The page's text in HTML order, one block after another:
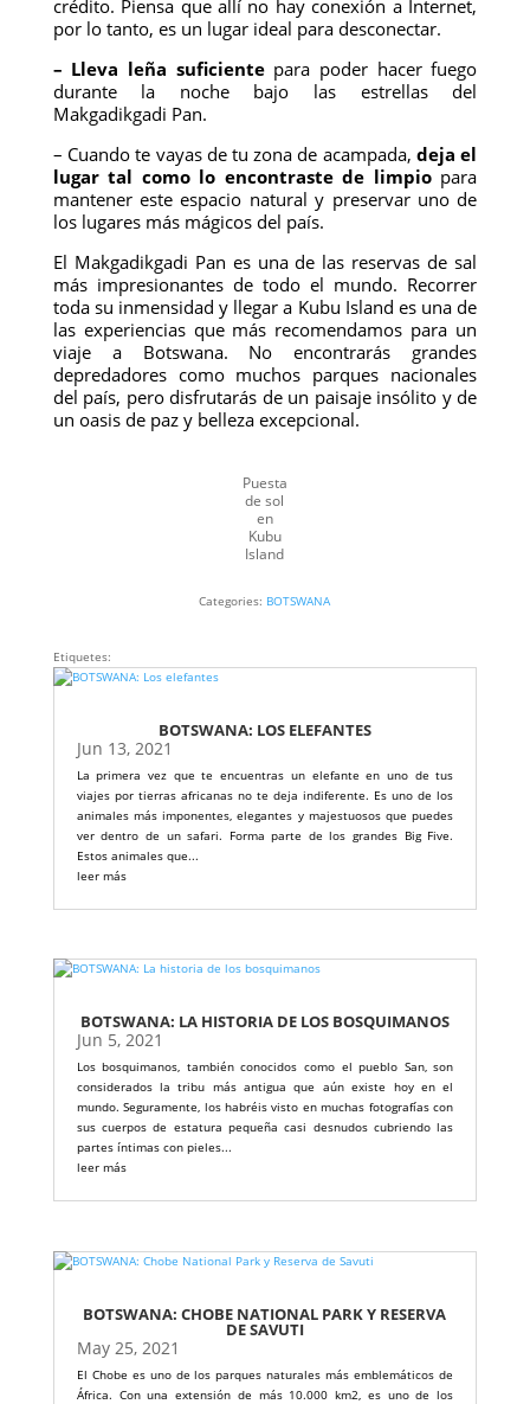
crédito. Piensa que allí no hay conexión a Internet,
por lo tanto, es un lugar ideal para desconectar.
– Lleva leña suficientepara poder hacer fuego
durante la noche bajo las estrellas del
Makgadikgadi Pan.
– Cuando te vayas de tu zona de acampada, deja el
lugar tal como lo encontraste de limpio para
mantener este espacio natural y preservar uno de
los lugares más mágicos del país.
El Makgadikgadi Pan es una de las reservas de sal
más impresionantes de todo el mundo. Recorrer
toda su inmensidad y llegar a Kubu Island es una de
las experiencias que más recomendamos para un
viaje a Botswana. No encontrarás grandes
depredadores como muchos parques nacionales
del país, pero disfrutarás de un paisaje insólito y de
un oasis de paz y belleza excepcional.
Puesta
de sol
en
Kubu
Island
Categories: BOTSWANA
Etiquetes:
BOTSWANA: LOS ELEFANTES
Jun 13, 2021
La primera vez que te encuentras un elefante en uno de tus
viajes por tierras africanas no te deja indiferente. Es uno de los
animales más imponentes, elegantes y majestuosos que puedes
ver dentro de un safari. Forma parte de los grandes Big Five.
Estos animales que...
leer más
BOTSWANA: LA HISTORIA DE LOS BOSQUIMANOS
Jun 5, 2021
Los bosquimanos, también conocidos como el pueblo San, son
considerados la tribu más antigua que aún existe hoy en el
mundo. Seguramente, los habréis visto en muchas fotografías con
sus cuerpos de estatura pequeña casi desnudos cubriendo las
partes íntimas con pieles...
leer más
BOTSWANA: CHOBE NATIONAL PARK Y RESERVA
DE SAVUTI
May 25, 2021
El Chobe es uno de los parques naturales más emblemáticos de
África. Con una extensión de más 10.000 km2, es uno de los